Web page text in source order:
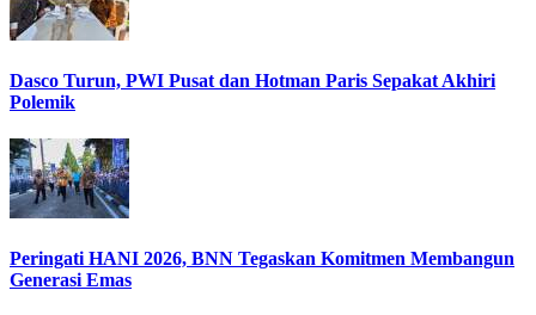
Dasco Turun, PWI Pusat dan Hotman Paris Sepakat Akhiri
Polemik
Peringati HANI 2026, BNN Tegaskan Komitmen Membangun
Generasi Emas